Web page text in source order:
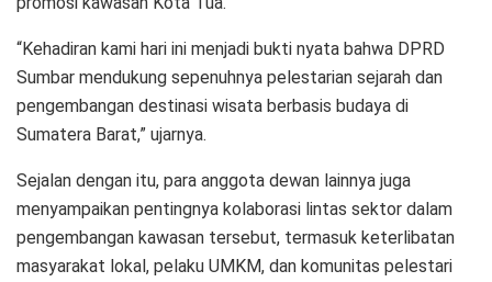
“Kehadiran kami hari ini menjadi bukti nyata bahwa DPRD
Sumbar mendukung sepenuhnya pelestarian sejarah dan
pengembangan destinasi wisata berbasis budaya di
Sumatera Barat,” ujarnya.
Sejalan dengan itu, para anggota dewan lainnya juga
menyampaikan pentingnya kolaborasi lintas sektor dalam
pengembangan kawasan tersebut, termasuk keterlibatan
masyarakat lokal, pelaku UMKM, dan komunitas pelestari